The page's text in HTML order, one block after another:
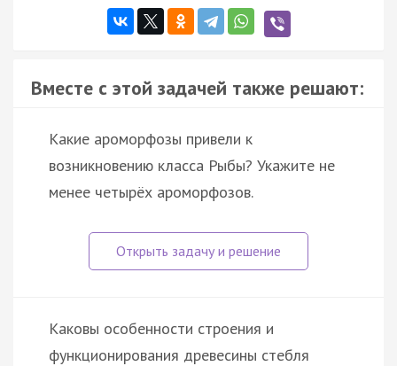
Вместе с этой задачей также решают:
Какие ароморфозы привели к
возникновению класса Рыбы? Укажите не
менее четырёх ароморфозов.
Каковы особенности строения и
функционирования древесины стебля